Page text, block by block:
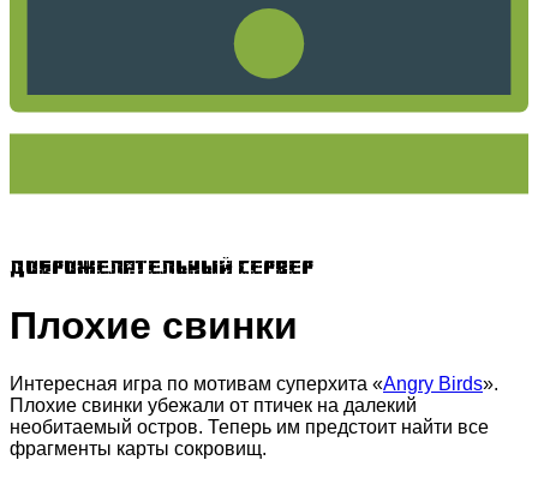
Доброжелательный сервер
Плохие свинки
Интересная игра по мотивам суперхита «Angry Birds».
Плохие свинки убежали от птичек на далекий
необитаемый остров. Теперь им предстоит найти все
фрагменты карты сокровищ.